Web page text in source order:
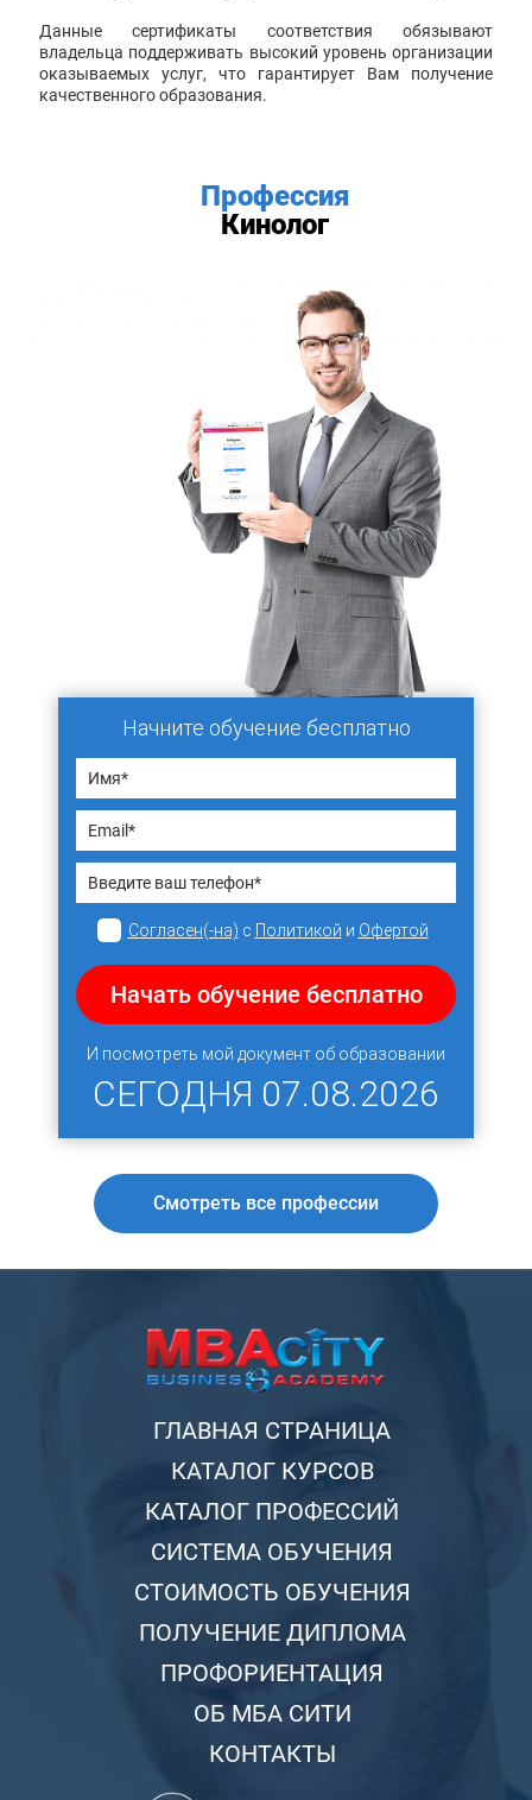
Данные сертификаты соответствия обязывают
владельца поддерживать высокий уровень организации
оказываемых услуг, что гарантирует Вам получение
качественного образования.
Профессия
Кинолог
Начните обучение бесплатно
Согласен(-на) с Политикой и Офертой
Начать обучение бесплатно
И посмотреть мой документ об образовании
СЕГОДНЯ 07.08.2026
Смотреть все профессии
ГЛАВНАЯ СТРАНИЦА
КАТАЛОГ КУРСОВ
КАТАЛОГ ПРОФЕССИЙ
СИСТЕМА ОБУЧЕНИЯ
СТОИМОСТЬ ОБУЧЕНИЯ
ПОЛУЧЕНИЕ ДИПЛОМА
ПРОФОРИЕНТАЦИЯ
ОБ МБА СИТИ
КОНТАКТЫ